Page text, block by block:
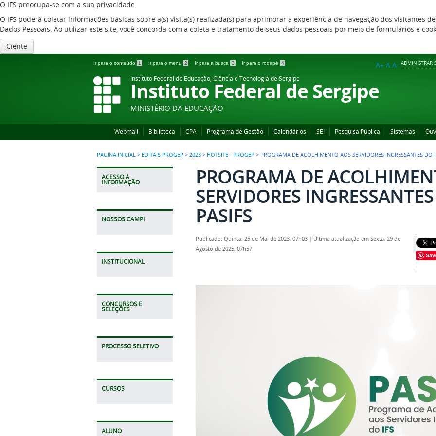
O IFS preocupa-se com a sua privacidade
O IFS poderá coletar informações básicas sobre a(s) visita(s) realizada(s) para aprimorar a experiência de navegação dos visitantes
Dados Pessoais. Ao utilizar este site, você concorda com a coleta e tratamento de seus dados pessoais por meio de formulários e
Ciente
Ir para o conteúdo 1 Ir para o menu 2 Ir para a busca 3 Ir para o rodapé 4 ADMINISTRAR
A+ A A-
Instituto Federal de Educação, Ciência e Tecnologia de Sergipe
Instituto Federal de Sergipe
MINISTÉRIO DA EDUCAÇÃO
Webmail Biblioteca CPA Programa de Gestão Calendários SEI Pesquisa Pública Sistemas
PÁGINA INICIAL > EDITAIS PROGEP > 2023 > HOTSITE - PROGEP > PROGRAMA DE ACOLHIMENTO AOS SERVIDORES INGRESSANTES DO
ACESSO À
INFORMAÇÃO
NOSSOS CAMPI
INSTITUCIONAL
CONCURSOS E
SELEÇÕES
PROCESSO SELETIVO
CURSOS
ALUNO
PROGRAMA DE
SERVIDORES
PASIFS
Publicado: Quinta, 25 de Mai de 2023, 07h03 | Última atualização em Sexta, 29 de
Agosto de 2025, 07h57